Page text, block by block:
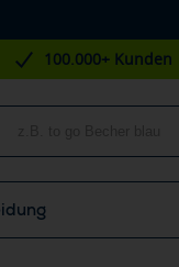
100.000+ Kunden